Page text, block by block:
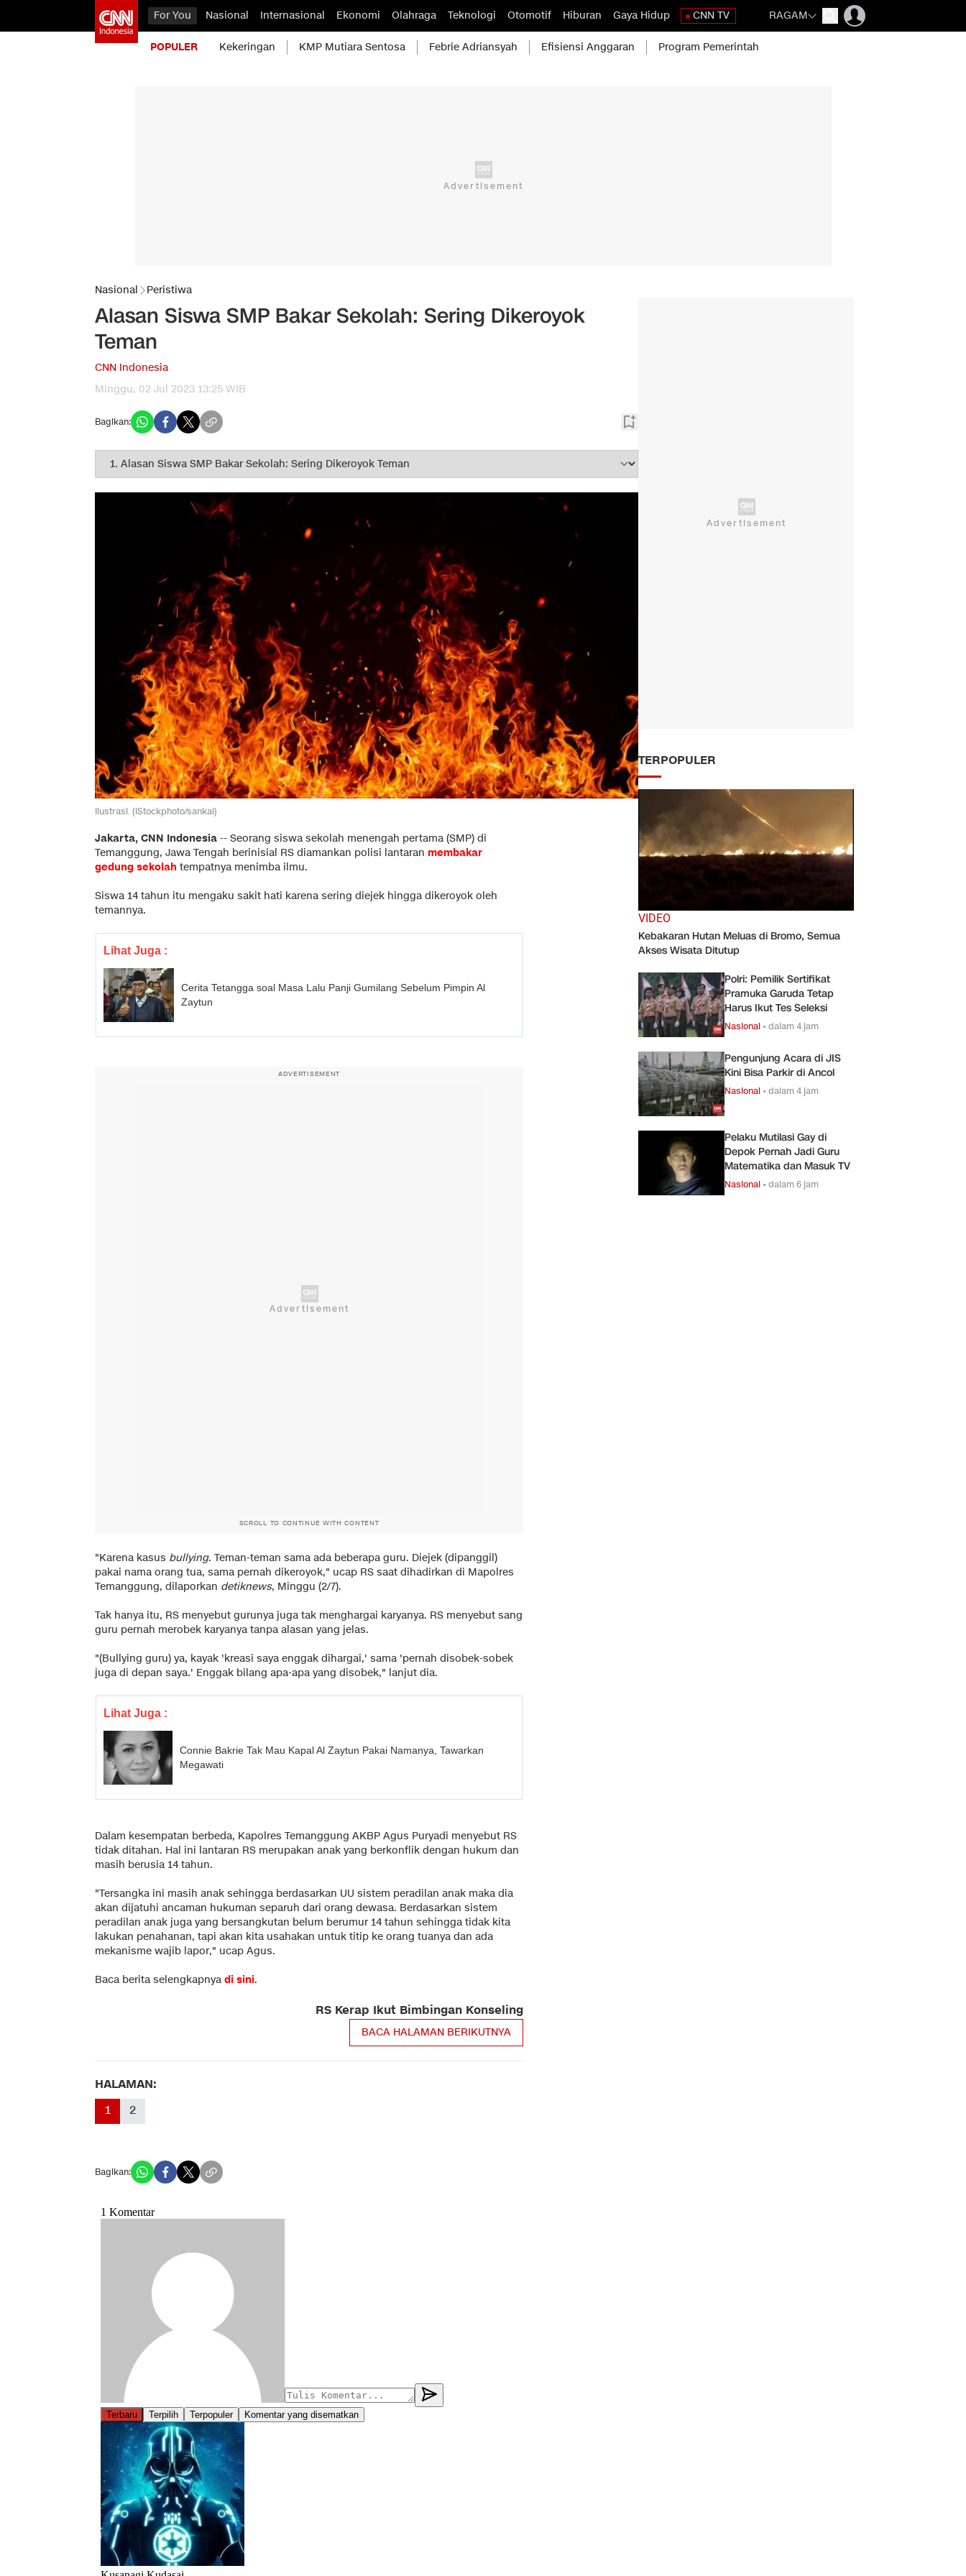
For You Nasional Internasional Ekonomi Olahraga Teknologi Otomotif Hiburan Gaya Hidup CNN TV RAGAM
POPULER Kekeringan KMP Mutiara Sentosa Febrie Adriansyah Efisiensi Anggaran Program Pemerintah
Nasional Peristiwa
Alasan Siswa SMP Bakar Sekolah: Sering Dikeroyok
Teman
CNN Indonesia
Minggu, 02 Jul 2023 13:25 WIB
Bagikan:
Ilustrasi. (iStockphoto/sankai)
Jakarta, CNN Indonesia -- Seorang siswa sekolah menengah pertama (SMP) di
Temanggung, Jawa Tengah berinisial RS diamankan polisi lantaran membakar
gedung sekolah tempatnya menimba ilmu.
Siswa 14 tahun itu mengaku sakit hati karena sering diejek hingga dikeroyok oleh
temannya.
Lihat Juga :
Cerita Tetangga soal Masa Lalu Panji Gumilang Sebelum Pimpin Al
Zaytun
ADVERTISEMENT
SCROLL TO CONTINUE WITH CONTENT
"Karena kasus bullying. Teman-teman sama ada beberapa guru. Diejek (dipanggil)
pakai nama orang tua, sama pernah dikeroyok," ucap RS saat dihadirkan di Mapolres
Temanggung, dilaporkan detiknews, Minggu (2/7).
Tak hanya itu, RS menyebut gurunya juga tak menghargai karyanya. RS menyebut sang
guru pernah merobek karyanya tanpa alasan yang jelas.
"(Bullying guru) ya, kayak 'kreasi saya enggak dihargai,' sama 'pernah disobek-sobek
juga di depan saya.' Enggak bilang apa-apa yang disobek," lanjut dia.
Lihat Juga :
Connie Bakrie Tak Mau Kapal Al Zaytun Pakai Namanya, Tawarkan
Megawati
Dalam kesempatan berbeda, Kapolres Temanggung AKBP Agus Puryadi menyebut RS
tidak ditahan. Hal ini lantaran RS merupakan anak yang berkonflik dengan hukum dan
masih berusia 14 tahun.
"Tersangka ini masih anak sehingga berdasarkan UU sistem peradilan anak maka dia
akan dijatuhi ancaman hukuman separuh dari orang dewasa. Berdasarkan sistem
peradilan anak juga yang bersangkutan belum berumur 14 tahun sehingga tidak kita
lakukan penahanan, tapi akan kita usahakan untuk titip ke orang tuanya dan ada
mekanisme wajib lapor," ucap Agus.
Baca berita selengkapnya di sini.
RS Kerap Ikut Bimbingan Konseling
BACA HALAMAN BERIKUTNYA
HALAMAN:
1 2
Bagikan:
TERPOPULER
VIDEO
Kebakaran Hutan Meluas di Bromo, Semua
Akses Wisata Ditutup
Polri: Pemilik Sertifikat
Pramuka Garuda Tetap
Harus Ikut Tes Seleksi
Nasional •dalam 4 jam
Pengunjung Acara di JIS
Kini Bisa Parkir di Ancol
Nasional •dalam 4 jam
Pelaku Mutilasi Gay di
Depok Pernah Jadi Guru
Matematika dan Masuk TV
Nasional •dalam 6 jam